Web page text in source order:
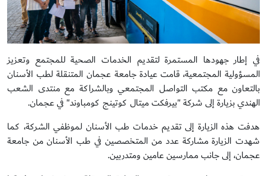
في إطار جهودها المستمرة لتقديم الخدمات الصحية للمجتمع وتعزيز
المسؤولية المجتمعية، قامت عيادة جامعة عجمان المتنقلة لطب الأسنان
بالتعاون مع مكتب التواصل المجتمعي وبالشراكة مع منتدى الشعب
الهندي بزيارة إلى شركة "بيرفكت ميتال كوتينج كومباوند" في عجمان.
هدفت هذه الزيارة إلى تقديم خدمات طب الأسنان لموظفي الشركة، كما
شهدت الزيارة مشاركة عدد من المتخصصين في طب الأسنان من جامعة
عجمان، إلى جانب ممارسين عامين ومتدربين.